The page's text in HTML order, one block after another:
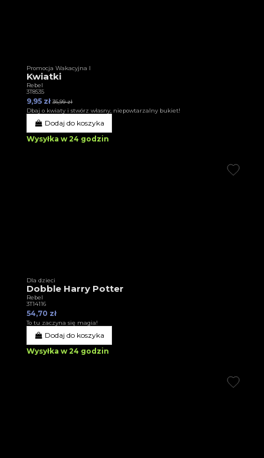
Promocja Wakacyjna I
Kwiatki
Rebel
3T8535
9,95 zł 36,99 zł
Dbaj o kwiaty i stwórz własny, niepowtarzalny bukiet!
Dodaj do koszyka
Wysyłka w 24 godzin
Dla dzieci
Dobble Harry Potter
Rebel
3T14116
54,70 zł
To tu zaczyna się magia!
Dodaj do koszyka
Wysyłka w 24 godzin